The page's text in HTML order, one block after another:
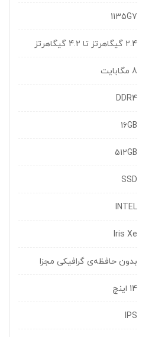
1135G7
2.4 گیگاهرتز تا 4.2 گیگاهرتز
8 مگابایت
DDR4
16GB
512GB
SSD
INTEL
Iris Xe
بدون حافظه‌ی گرافیکی مجزا
14 اینچ
IPS